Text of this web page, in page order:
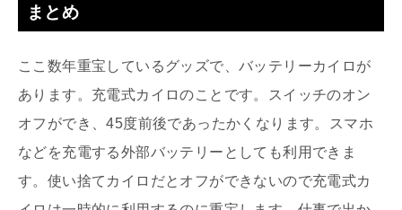
まとめ
ここ数年重宝しているグッズで、バッテリーカイロが
あります。充電式カイロのことです。スイッチのオン
オフができ、45度前後であったかくなります。スマホ
などを充電する外部バッテリーとしても利用できま
す。使い捨てカイロだとオフができないので充電式カ